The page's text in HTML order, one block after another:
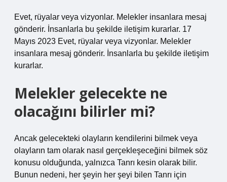
Evet, rüyalar veya vizyonlar. Melekler insanlara mesaj
gönderir. İnsanlarla bu şekilde iletişim kurarlar. 17
Mayıs 2023 Evet, rüyalar veya vizyonlar. Melekler
insanlara mesaj gönderir. İnsanlarla bu şekilde iletişim
kurarlar.
Melekler gelecekte ne
olacağını bilirler mi?
Ancak gelecekteki olayların kendilerini bilmek veya
olayların tam olarak nasıl gerçekleşeceğini bilmek söz
konusu olduğunda, yalnızca Tanrı kesin olarak bilir.
Bunun nedeni, her şeyin her şeyi bilen Tanrı için